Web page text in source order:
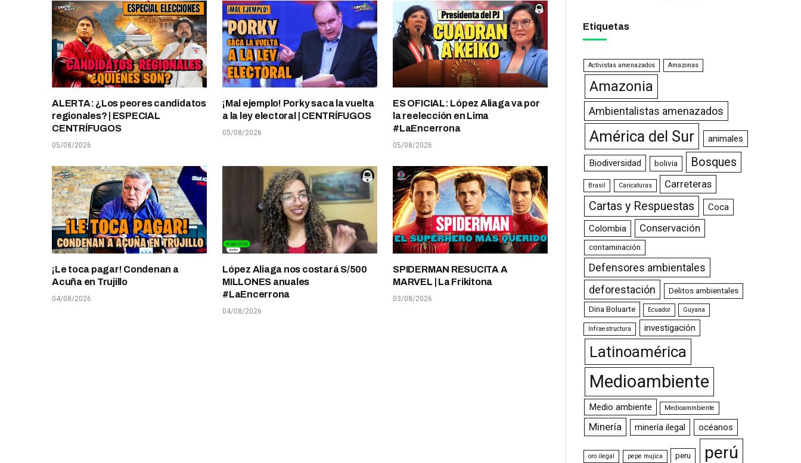
ALERTA: ¿Los peores candidatos
regionales? | ESPECIAL
CENTRÍFUGOS
05/08/2026
¡Mal ejemplo! Porky saca la vuelta
a la ley electoral | CENTRÍFUGOS
05/08/2026
ES OFICIAL: López Aliaga va por
la reelección en Lima
#LaEncerrona
05/08/2026
¡Le toca pagar! Condenan a
Acuña en Trujillo
04/08/2026
López Aliaga nos costará S/500
MILLONES anuales
#LaEncerrona
04/08/2026
SPIDERMAN RESUCITA A
MARVEL | La Frikitona
03/08/2026
Etiquetas
Activistas amenazados Amazonas
Amazonia
Ambientalistas amenazados
América del Sur animales
Biodiversidad bolivia Bosques
Brasil Caricaturas Carreteras
Cartas y Respuestas
Coca
Colombia
Conservación
contaminación
Defensores ambientales
deforestación
Delitos ambientales
Dina Boluarte Ecuador Guyana
Infraestructura investigación
Latinoamérica
Medioambiente
Medio ambiente Medioammbiente
Minería minería ilegal océanos
oro ilegal pepe mujica peru perú